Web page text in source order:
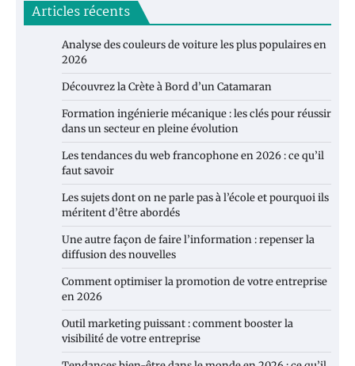
Articles récents
Analyse des couleurs de voiture les plus populaires en
2026
Découvrez la Crète à Bord d’un Catamaran
Formation ingénierie mécanique : les clés pour réussir
dans un secteur en pleine évolution
Les tendances du web francophone en 2026 : ce qu’il
faut savoir
Les sujets dont on ne parle pas à l’école et pourquoi ils
méritent d’être abordés
Une autre façon de faire l’information : repenser la
diffusion des nouvelles
Comment optimiser la promotion de votre entreprise
en 2026
Outil marketing puissant : comment booster la
visibilité de votre entreprise